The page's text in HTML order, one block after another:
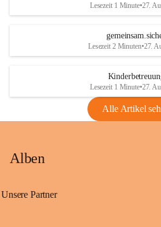
Lesezeit 1 Minute•27.
Lesezeit 2 Minuten•27.
Lesezeit 1 Minute•27.
Alle Artikel
Alben
Unsere Partner